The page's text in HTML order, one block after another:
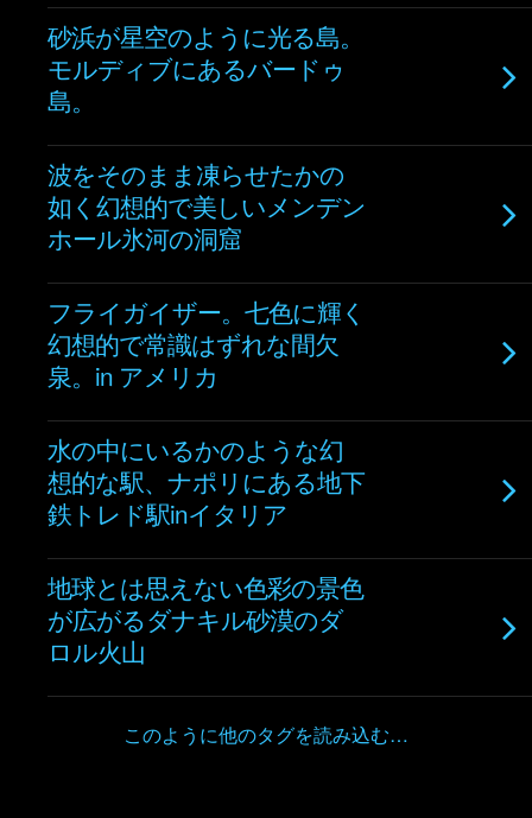
砂浜が星空のように光る島。
モルディブにあるバードゥ
島。
波をそのまま凍らせたかの
如く幻想的で美しいメンデン
ホール氷河の洞窟
フライガイザー。七色に輝く
幻想的で常識はずれな間欠
泉。in アメリカ
水の中にいるかのような幻
想的な駅、ナポリにある地下
鉄トレド駅inイタリア
地球とは思えない色彩の景色
が広がるダナキル砂漠のダ
ロル火山
このように他のタグを読み込む…